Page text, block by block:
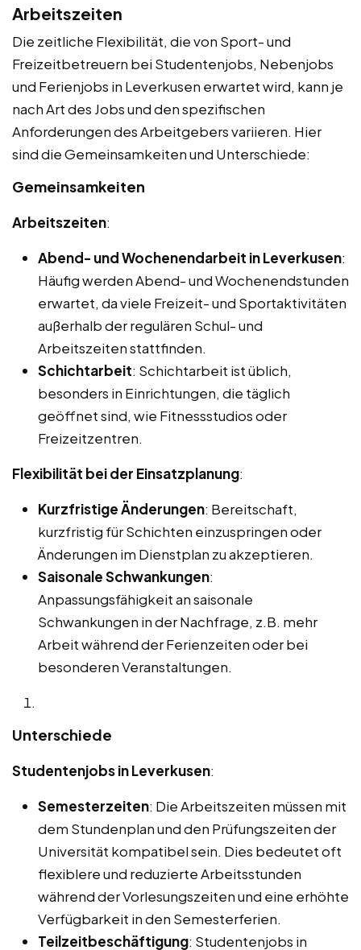
Arbeitszeiten
Die zeitliche Flexibilität, die von Sport- und
Freizeitbetreuern bei Studentenjobs, Nebenjobs
und Ferienjobs in Leverkusen erwartet wird, kann je
nach Art des Jobs und den spezifischen
Anforderungen des Arbeitgebers variieren. Hier
sind die Gemeinsamkeiten und Unterschiede:
Gemeinsamkeiten
Arbeitszeiten:
Abend- und Wochenendarbeit in Leverkusen:
Häufig werden Abend- und Wochenendstunden
erwartet, da viele Freizeit- und Sportaktivitäten
außerhalb der regulären Schul- und
Arbeitszeiten stattfinden.
Schichtarbeit: Schichtarbeit ist üblich,
besonders in Einrichtungen, die täglich
geöffnet sind, wie Fitnessstudios oder
Freizeitzentren.
Flexibilität bei der Einsatzplanung:
Kurzfristige Änderungen: Bereitschaft,
kurzfristig für Schichten einzuspringen oder
Änderungen im Dienstplan zu akzeptieren.
Saisonale Schwankungen:
Anpassungsfähigkeit an saisonale
Schwankungen in der Nachfrage, z.B. mehr
Arbeit während der Ferienzeiten oder bei
besonderen Veranstaltungen.
Unterschiede
Studentenjobs in Leverkusen:
Semesterzeiten: Die Arbeitszeiten müssen mit
dem Stundenplan und den Prüfungszeiten der
Universität kompatibel sein. Dies bedeutet oft
flexiblere und reduzierte Arbeitsstunden
während der Vorlesungszeiten und eine erhöhte
Verfügbarkeit in den Semesterferien.
Teilzeitbeschäftigung: Studentenjobs in